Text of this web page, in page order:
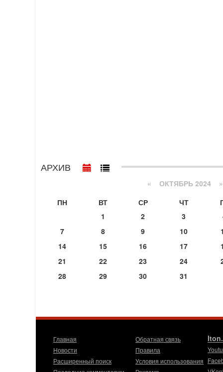
АРХИВ
« ОКТЯБРЬ 2024 »
ПН
ВТ СР ЧТ
1
2 3
7
8 9 10
14
15 16 17
21
22 23 24
28
29 30 31
Главная
Новости
Расширенный поиск
Обратная связь
Правила
Условия использования